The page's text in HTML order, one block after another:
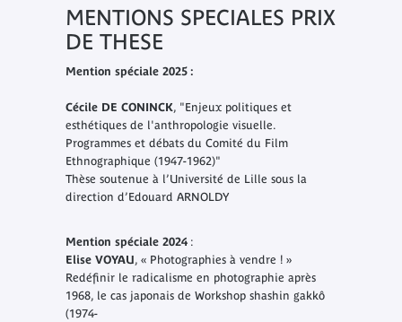
MENTIONS SPECIALES PRIX
DE THESE
Mention spéciale 2025 :
Cécile DE CONINCK, "Enjeux politiques et
esthétiques de l'anthropologie visuelle.
Programmes et débats du Comité du Film
Ethnographique (1947-1962)"
Thèse soutenue à l’Université de Lille sous la
direction d’Edouard ARNOLDY
Mention spéciale 2024:
Elise VOYAU, « Photographies à vendre ! »
Redéfinir le radicalisme en photographie après
1968, le cas japonais de Workshop shashin gakkô
(1974-